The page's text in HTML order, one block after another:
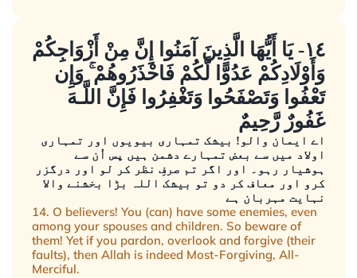
١٤- يَا أَيُّهَا الَّذِينَ آمَنُوا إِنَّ مِنْ أَزْوَاجِكُمْ
وَأَوْلَادِكُمْ عَدُوًّا لَّكُمْ فَاحْذَرُوهُمْ ۚ وَإِن
تَعْفُوا وَتَصْفَحُوا وَتَغْفِرُوا فَإِنَّ اللَّـهَ
غَفُورٌ رَّحِيمٌ
اے ایمان والو! بیشک تمہاری بیویوں اور تمہاری
اولاد میں سے بعض تمہارے دشمن ہیں پس اُن سے
ہوشیار رہو۔ اور اگر تم صرفِ نظر کر لو اور درگزر
کرو اور معاف کر دو تو بیشک اللہ بڑا بخشنے والا
نہایت مہربان ہے
14. O believers! You (can) have some enemies, even
among your spouses and children. So beware of
them! Yet if you pardon, overlook and forgive (their
faults), then Allah is indeed Most-Forgiving, All-
Merciful.